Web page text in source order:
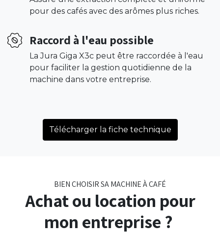
pour des cafés avec des arômes plus riches.
Raccord à l'eau possible
La Jura Giga X3c peut être raccordée à l'eau
pour faciliter la gestion quotidienne de la
machine dans votre entreprise.
Télécharger la fiche technique
BIEN CHOISIR SA MACHINE À CAFÉ
Achat ou location pour
mon entreprise ?